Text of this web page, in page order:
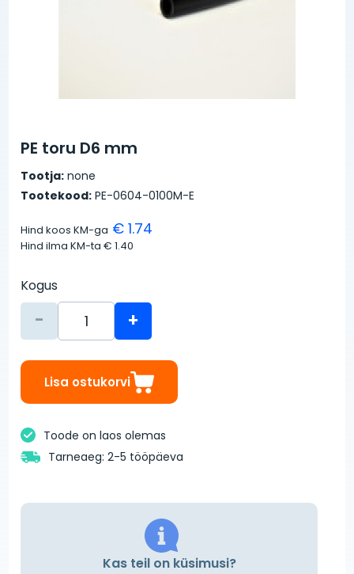
PE toru D6 mm
Tootja: none
Tootekood: PE-0604-0100M-E
Hind koos KM-ga € 1.74
Hind ilma KM-ta€ 1.40
Kogus
- +
Lisa ostukorvi
Toode on laos olemas
Tarneaeg: 2-5 tööpäeva
Kas teil on küsimusi?